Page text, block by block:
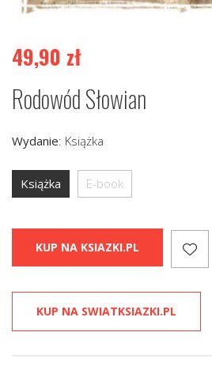
49,90 zł
Rodowód Słowian
Wydanie: Książka
Książka E-book
KUP NA KSIAZKI.PL
KUP NA SWIATKSIAZKI.PL